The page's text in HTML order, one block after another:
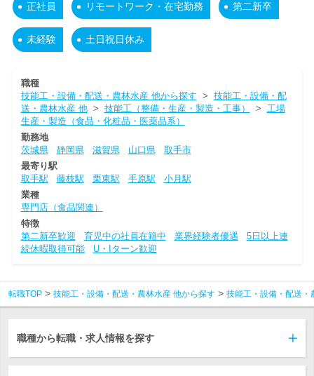
正社員 リモートワーク・在宅勤務 第二新卒
未経験 土日祝日休み
職種
技能工・設備・配送・農林水産 他から探す > 技能工・設備・配
送・農林水産 他> 技能工（整備・生産・製造・工事） > 工場
生産・製造（食品・化粧品・医薬品系）
勤務地
茨城県
静岡県 滋賀県 山口県
取手市
最寄り駅
取手駅
藤枝駅 栗東駅 手原駅
小月駅
業種
専門店（食品関連）
特徴
第二新卒歓迎
育児中の社員在籍中 業界経験者優遇
5日以上連
続休暇取得可能
U・Iターン歓迎
転職TOP 技能工・設備・配送・農林水産 他から探す 技能工・設備・配送・
職種から転職・求人情報を探す